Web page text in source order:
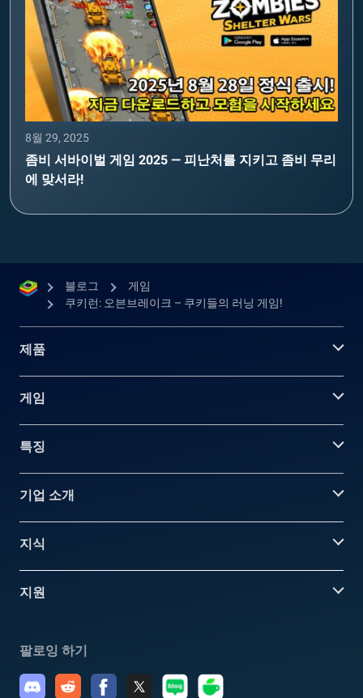
8월 29, 2025
좀비 서바이벌 게임 2025 — 피난처를 지키고 좀비 무리
에 맞서라!
블로그
게임
쿠키런: 오븐브레이크 – 쿠키들의 러닝 게임!
제품
게임
특징
기업 소개
지식
지원
팔로잉 하기